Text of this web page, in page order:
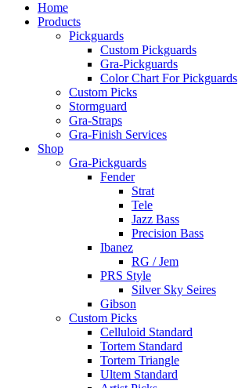
Home
Products
Pickguards
Custom Pickguards
Gra-Pickguards
Color Chart For Pickguards
Custom Picks
Stormguard
Gra-Straps
Gra-Finish Services
Shop
Gra-Pickguards
Fender
Strat
Tele
Jazz Bass
Precision Bass
Ibanez
RG / Jem
PRS Style
Silver Sky Seires
Gibson
Custom Picks
Celluloid Standard
Tortem Standard
Tortem Triangle
Ultem Standard